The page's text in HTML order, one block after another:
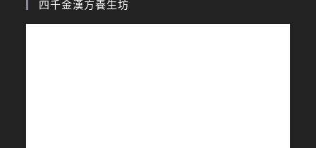
四千金漢方養生坊